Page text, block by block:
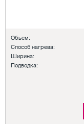
Объем:
Способ нагрева:
Ширина:
Подводка: